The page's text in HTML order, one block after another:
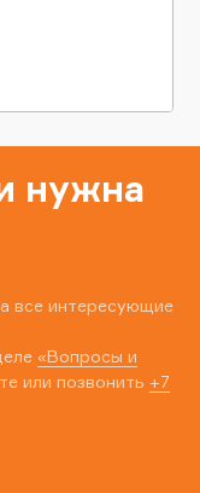
нужна
все интересующие
«Вопросы и
или позвонить +7